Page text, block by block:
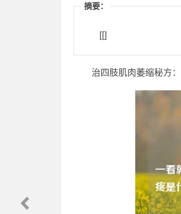
摘要：
[[]
治四肢肌肉萎缩秘方：